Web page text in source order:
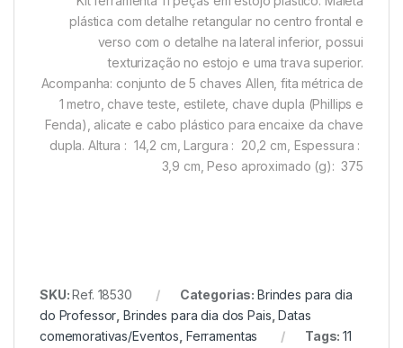
plástica com detalhe retangular no centro frontal e
verso com o detalhe na lateral inferior, possui
texturização no estojo e uma trava superior.
Acompanha: conjunto de 5 chaves Allen, fita métrica de
1 metro, chave teste, estilete, chave dupla (Phillips e
Fenda), alicate e cabo plástico para encaixe da chave
dupla.Altura : 14,2 cm,Largura : 20,2 cm, Espessura :
3,9 cm,Peso aproximado (g): 375
SKU:Ref. 18530 Categorias: Brindes para dia
do Professor ,Brindes para dia dos Pais ,Datas
comemorativas/Eventos Ferramentas Tags:11